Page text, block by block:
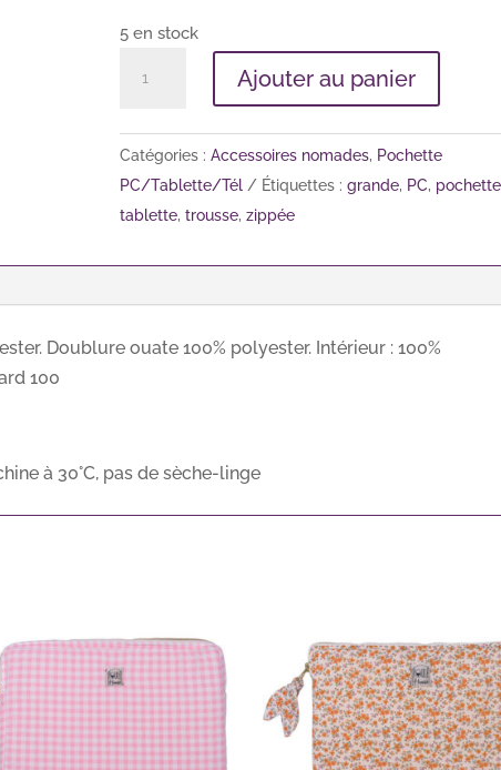
5 en stock
zippée
PC/tablette
fausse
angora
pétale
Taille
Ajouter au panier
e
r
t
i
Catégories : Accessoires nomades, Pochette
PC/Tablette/Tél
Étiquettes : grande, PC, pochette
tablette, trousse, zippée
Doublure ouate 100% polyester. Intérieur : 100%
100
à 30°C, pas de sèche-linge